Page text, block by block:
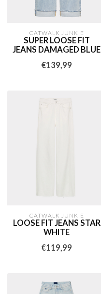
CATWALK JUNKIE
SUPER LOOSE FIT
JEANS DAMAGED BLUE
€139,99
CATWALK JUNKIE
LOOSE FIT JEANS STAR
WHITE
€119,99